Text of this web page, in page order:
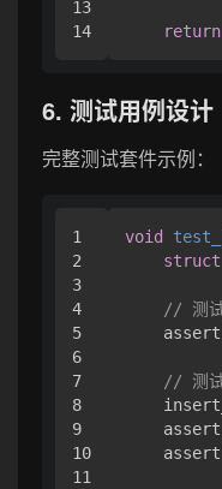
13
return
6. 测试用例设计
完整测试套件示例：
1
2
3
4
5
6
7
8
9
10
11
void
struct
// 测
// 测试